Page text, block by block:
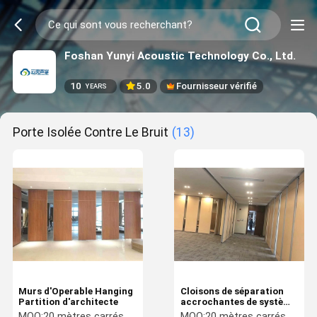
Foshan Yunyi Acoustic Technology Co., Ltd.
10 YEARS 5.0 Fournisseur vérifié
Porte Isolée Contre Le Bruit (13)
Murs d'Operable Hanging
Partition d'architecte
Cloisons de séparation
accrochantes de système
manuel